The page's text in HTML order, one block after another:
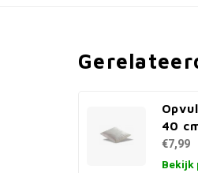
40
€7,99
Bekijk